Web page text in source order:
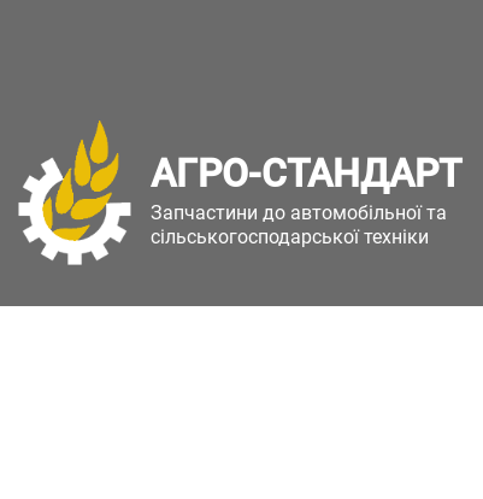
АГРО-СТАНДАРТ
Запчастини до автомобільної та
сільськогосподарської техніки